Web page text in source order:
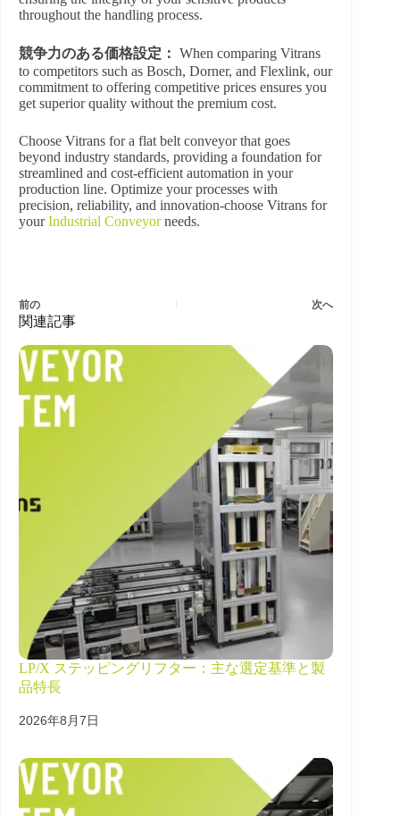
throughout the handling process.
競争力のある価格設定： When comparing Vitrans
to competitors such as Bosch, Dorner, and Flexlink, our
commitment to offering competitive prices ensures you
get superior quality without the premium cost.
Choose Vitrans for a flat belt conveyor that goes
beyond industry standards, providing a foundation for
streamlined and cost-efficient automation in your
production line. Optimize your processes with
precision, reliability, and innovation-choose Vitrans for
yourIndustrial Conveyorneeds.
前の 次へ
関連記事
LP/X ステッピングリフター：主な選定基準と製
品特長
2026年8月7日